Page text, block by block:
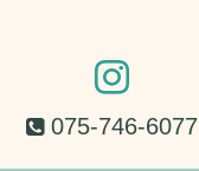
075-746-6077